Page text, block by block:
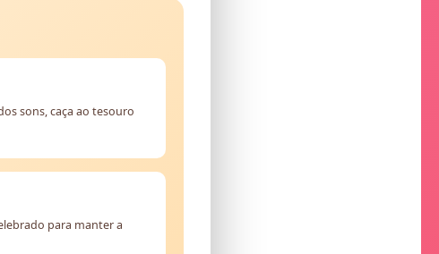
sons, caça ao tesouro
para manter a